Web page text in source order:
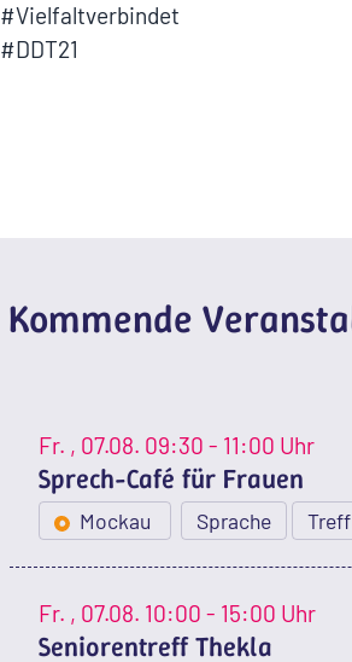
#Vielfaltverbindet
#DDT21
Kommende
Fr. , 07.08. 09:30 - 11:00 Uhr
Sprech-Café für Frauen
Mockau Sprache Treff
Fr. , 07.08. 10:00 - 15:00 Uhr
Seniorentreff Thekla